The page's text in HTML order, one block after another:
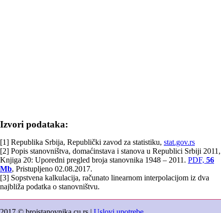
Izvori podataka:
[1] Republika Srbija, Republički zavod za statistiku, stat.gov.rs
[2] Popis stanovništva, domaćinstava i stanova u Republici Srbiji 2011,
Knjiga 20: Uporedni pregled broja stanovnika 1948 – 2011. PDF, 56
Mb, Pristupljeno 02.08.2017.
[3] Sopstvena kalkulacija, računato linearnom interpolacijom iz dva
najbliža podatka o stanovništvu.